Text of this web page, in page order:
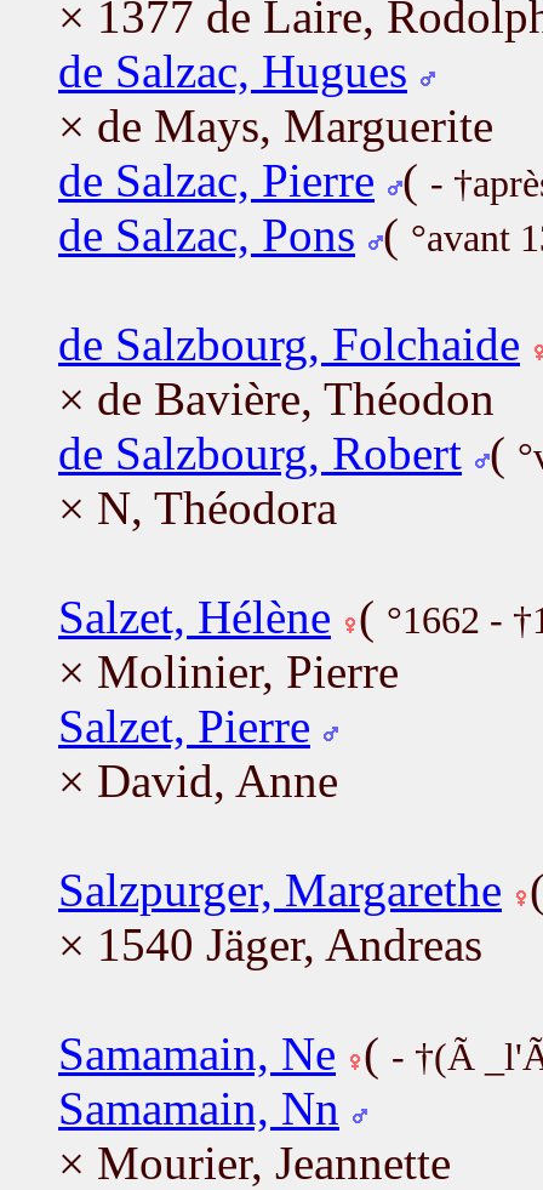
× 1377 de Laire,
de Salzac, Hugues
× de Mays, Marguerite
de Salzac, Pierre ( -
de Salzac, Pons ( °avant
de Salzbourg, Folchaide
× de Bavière, Théodon
de Salzbourg, Robert (
× N, Théodora
Salzet, Hélène ( °1662 -
× Molinier, Pierre
Salzet, Pierre
× David, Anne
Salzpurger, Margarethe
× 1540 Jäger, Andreas
Samamain, Ne ( - †(Ã
Samamain, Nn
× Mourier, Jeannette